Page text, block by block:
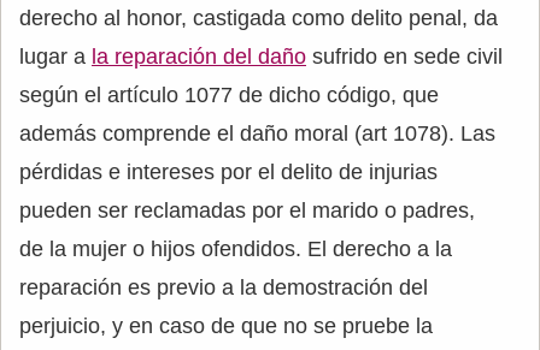
derecho al honor, castigada como delito penal, da
lugar a la reparación del daño sufrido en sede civil
según el artículo 1077 de dicho código, que
además comprende el daño moral (art 1078). Las
pérdidas e intereses por el delito de injurias
pueden ser reclamadas por el marido o padres,
de la mujer o hijos ofendidos. El derecho a la
reparación es previo a la demostración del
perjuicio, y en caso de que no se pruebe la